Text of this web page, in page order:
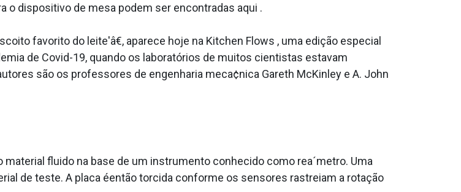
dispositivo de mesa podem ser encontradas aqui .
favorito do leite'â€, aparece hoje na Kitchen Flows , uma edição especial
de Covid-19, quando os laboratórios de muitos cientistas estavam
são os professores de engenharia meca¢nica Gareth McKinley e A. John
fluido na base de um instrumento conhecido como rea´metro. Uma
de teste. A placa éentão torcida conforme os sensores rastreiam a rotação